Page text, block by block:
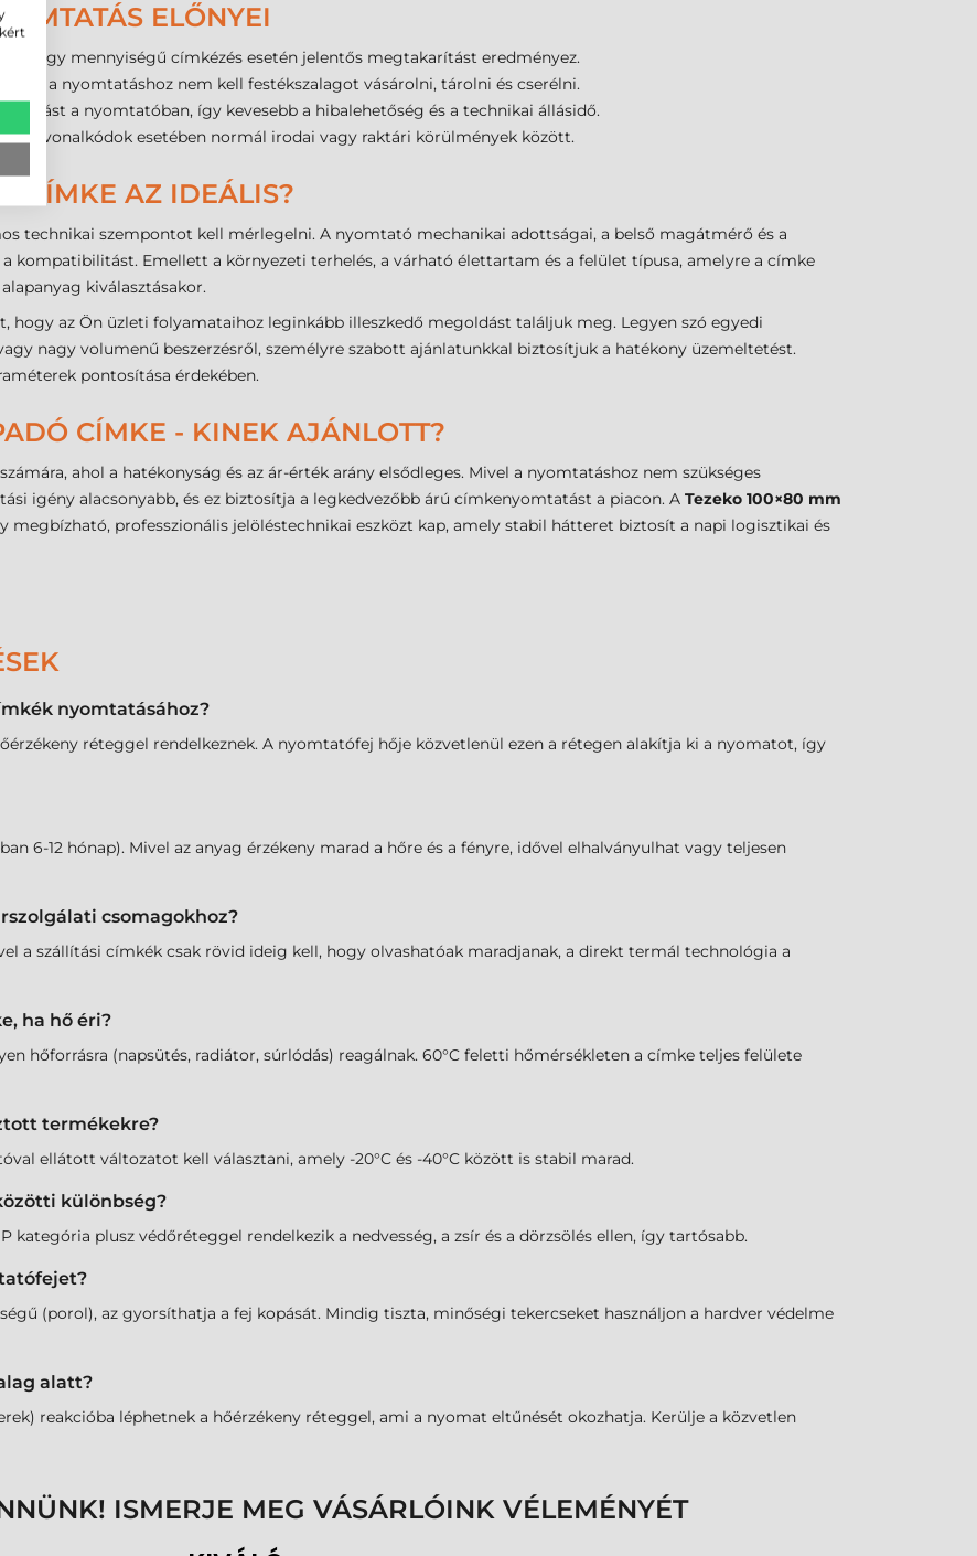
ELŐNYEI
nagy mennyiségű címkézés esetén jelentős megtakarítást eredményez.
a nyomtatáshoz nem kell festékszalagot vásárolni, tárolni és cserélni.
a nyomtatóban, így kevesebb a hibalehetőség és a technikai állásidő.
és vonalkódok esetében normál irodai vagy raktári körülmények között.
CÍMKE AZ IDEÁLIS?
technikai szempontot kell mérlegelni. A nyomtató mechanikai adottságai, a belső magátmérő és a
kompatibilitást. Emellett a környezeti terhelés, a várható élettartam és a felület típusa, amelyre a címke
kiválasztásakor.
hogy az Ön üzleti folyamataihoz leginkább illeszkedő megoldást találjuk meg. Legyen szó egyedi
nagy volumenű beszerzésről, személyre szabott ajánlatunkkal biztosítjuk a hatékony üzemeltetést.
pontosítása érdekében.
CÍMKE - KINEK AJÁNLOTT?
ahol a hatékonyság és az ár-érték arány elsődleges. Mivel a nyomtatáshoz nem szükséges
igény alacsonyabb, és ez biztosítja a legkedvezőbb árú címkenyomtatást a piacon. A Tezeko 100×80 mm
megbízható, professzionális jelöléstechnikai eszközt kap, amely stabil hátteret biztosít a napi logisztikai és
nyomtatásához?
réteggel rendelkeznek. A nyomtatófej hője közvetlenül ezen a rétegen alakítja ki a nyomatot, így
6-12 hónap). Mivel az anyag érzékeny marad a hőre és a fényre, idővel elhalványulhat vagy teljesen
csomagokhoz?
a szállítási címkék csak rövid ideig kell, hogy olvashatóak maradjanak, a direkt termál technológia a
ha hő éri?
hőforrásra (napsütés, radiátor, súrlódás) reagálnak. 60°C feletti hőmérsékleten a címke teljes felülete
termékekre?
ellátott változatot kell választani, amely -20°C és -40°C között is stabil marad.
különbség?
kategória plusz védőréteggel rendelkezik a nedvesség, a zsír és a dörzsölés ellen, így tartósabb.
(porol), az gyorsíthatja a fej kopását. Mindig tiszta, minőségi tekercseket használjon a hardver védelme
alatt?
reakcióba léphetnek a hőérzékeny réteggel, ami a nyomat eltűnését okozhatja. Kerülje a közvetlen
ISMERJE MEG VÁSÁRLÓINK VÉLEMÉNYÉT